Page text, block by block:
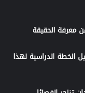
معرفة الحقيقة
الخطة الدراسية لهذا